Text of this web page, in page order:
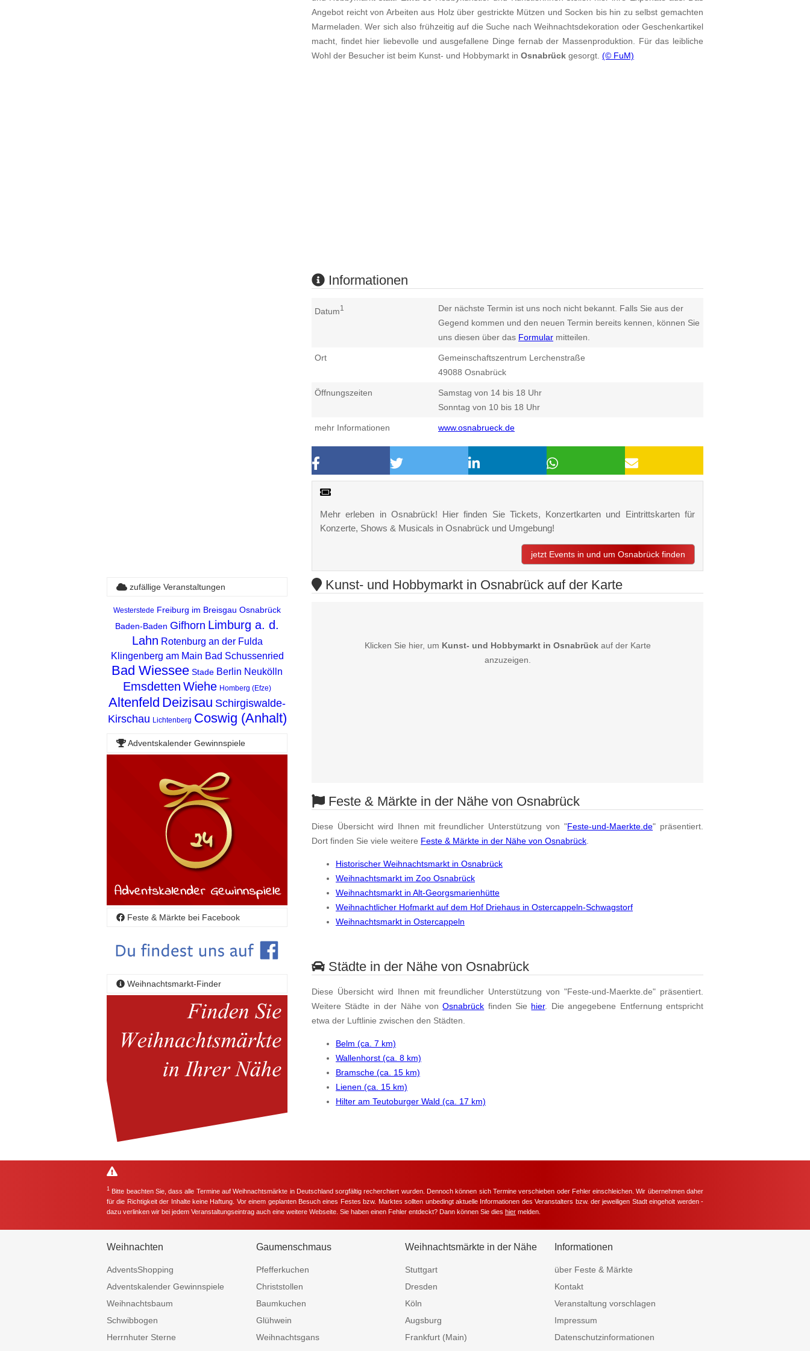
Angebot reicht von Arbeiten aus Holz über gestrickte Mützen und Socken bis hin zu selbst gemachten
Marmeladen. Wer sich also frühzeitig auf die Suche nach Weihnachtsdekoration oder Geschenkartikel
macht, findet hier liebevolle und ausgefallene Dinge fernab der Massenproduktion. Für das leibliche
Wohl der Besucher ist beim Kunst- und Hobbymarkt in Osnabrück gesorgt. (© FuM)
Informationen
Datum1
Der nächste Termin ist uns noch nicht bekannt. Falls Sie aus der
Gegend kommen und den neuen Termin bereits kennen, können Sie
uns diesen über das Formular mitteilen.
Ort
Gemeinschaftszentrum Lerchenstraße
49088 Osnabrück
Öffnungszeiten
Samstag von 14 bis 18 Uhr
Sonntag von 10 bis 18 Uhr
mehr Informationen www.osnabrueck.de
Mehr erleben in Osnabrück! Hier finden Sie Tickets, Konzertkarten und Eintrittskarten für
Konzerte, Shows & Musicals in Osnabrück und Umgebung!
jetzt Events in und um Osnabrück finden
Kunst- und Hobbymarkt in Osnabrück auf der Karte
Klicken Sie hier, um Kunst- und Hobbymarkt in Osnabrückauf der Karte
anzuzeigen.
Feste & Märkte in der Nähe von Osnabrück
Diese Übersicht wird Ihnen mit freundlicher Unterstützung von "Feste-und-Maerkte.de" präsentiert.
Dort finden Sie viele weitere Feste & Märkte in der Nähe von Osnabrück
Historischer Weihnachtsmarkt in Osnabrück
Weihnachtsmarkt im Zoo Osnabrück
Weihnachtsmarkt in Alt-Georgsmarienhütte
Weihnachtlicher Hofmarkt auf dem Hof Driehaus in Ostercappeln-Schwagstorf
Weihnachtsmarkt in Ostercappeln
Städte in der Nähe von Osnabrück
Diese Übersicht wird Ihnen mit freundlicher Unterstützung von "Feste-und-Maerkte.de" präsentiert.
Weitere Städte in der Nähe vonOsnabrück finden Sie hier. Die angegebene Entfernung entspricht
etwa der Luftlinie zwischen den Städten.
Belm (ca. 7 km)
Wallenhorst (ca. 8 km)
Bramsche (ca. 15 km)
Lienen (ca. 15 km)
Hilter am Teutoburger Wald (ca. 17 km)
zufällige Veranstaltungen
Westerstede Freiburg im Breisgau Osnabrück
Baden-Baden Gifhorn Limburg a. d.
Lahn Rotenburg an der Fulda
Klingenberg am Main Bad Schussenried
Bad Wiessee Stade Berlin Neukölln
Emsdetten Wiehe Homberg (Efze)
Altenfeld Deizisau Schirgiswalde-
Kirschau Lichtenberg Coswig (Anhalt)
Adventskalender Gewinnspiele
Feste & Märkte bei Facebook
Weihnachtsmarkt-Finder
1 Bitte beachten Sie, dass alle Termine auf Weihnachtsmärkte in Deutschland sorgfältig recherchiert wurden. Dennoch können sich Termine verschieben oder Fehler einschleichen. Wir übernehmen daher
für die Richtigkeit der Inhalte keine Haftung. Vor einem geplanten Besuch eines Festes bzw. Marktes sollten unbedingt aktuelle Informationen des Veranstalters bzw. der jeweiligen Stadt eingeholt werden -
dazu verlinken wir bei jedem Veranstaltungseintrag auch eine weitere Webseite. Sie haben einen Fehler entdeckt? Dann können Sie dies hier melden.
Weihnachten
AdventsShopping
Adventskalender Gewinnspiele
Weihnachtsbaum
Schwibbogen
Herrnhuter Sterne
Gaumenschmaus
Pfefferkuchen
Christstollen
Baumkuchen
Glühwein
Weihnachtsgans
Weihnachtsmärkte in der Nähe
Stuttgart
Dresden
Köln
Augsburg
Frankfurt (Main)
Informationen
über Feste & Märkte
Kontakt
Veranstaltung vorschlagen
Impressum
Datenschutzinformationen